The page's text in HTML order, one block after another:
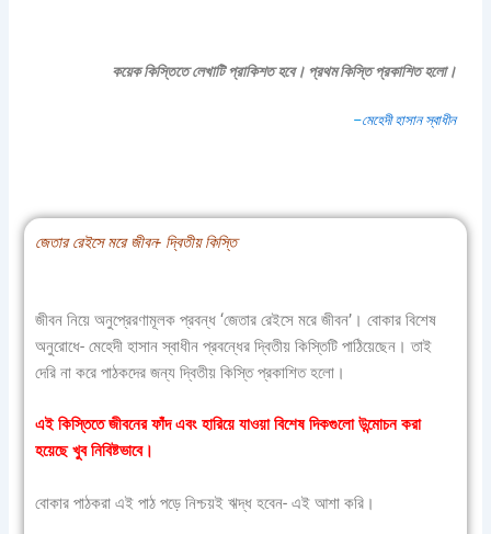
কয়েক কিস্তিতে লেখাটি প্রাকিশত হবে। প্রথম কিস্তি প্রকাশিত হলো।
–মেহেদী হাসান স্বাধীন
জেতার রেইসে মরে জীবন- দ্বিতীয় কিস্তি
জীবন নিয়ে অনুপ্রেরণামূলক প্রবন্ধ ‘জেতার রেইসে মরে জীবন’। বোকার বিশেষ
অনুরোধে- মেহেদী হাসান স্বাধীন প্রবন্ধের দ্বিতীয় কিস্তিটি পাঠিয়েছেন। তাই
দেরি না করে পাঠকদের জন্য দ্বিতীয় কিস্তি প্রকাশিত হলো।
এই কিস্তিতে জীবনের ফাঁদ এবং হারিয়ে যাওয়া বিশেষ দিকগুলো উন্মোচন করা
হয়েছে খুব নিবিষ্টভাবে।
বোকার পাঠকরা এই পাঠ পড়ে নিশ্চয়ই ঋদ্ধ হবেন- এই আশা করি।